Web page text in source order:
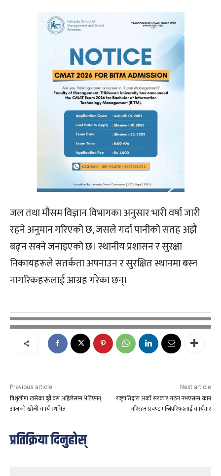
जल तथा मौसम विज्ञान विभागका अनुसार भारी वर्षा जारी
रहने अनुमान गरिएको छ, जसले गर्दा पानीको सतह अझै
बढ्न सक्ने जनाइएको छ। स्थानीय प्रशासन र सुरक्षा
निकायहरूले सतर्कता अपनाउन र सुरक्षित स्थानमा बस्न
नागरिकहरूलाई आग्रह गरेका छन्।
Previous article
त्रिशुलीमा खसेका दुवै बस अहिलेसम्म भेटिएनन्,
आजको खोजी कार्य स्थगित
Next article
राष्ट्रपतिद्वारा अर्को सरकार गठन नभएसम्म काम
गरिरहन प्रचण्ड मन्त्रिपरिषदलाई कार्यभार
प्रतिक्रिया दिनुहोस्